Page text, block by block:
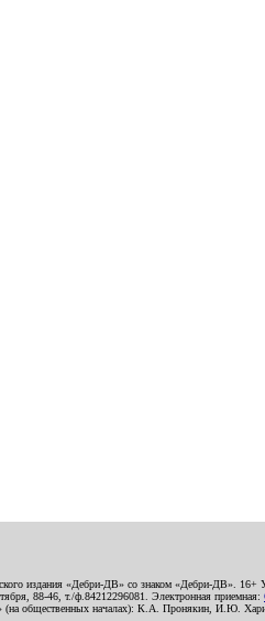
издания «Дебри-ДВ» со знаком «Дебри-
88-46, т./ф.84212296081. Электронная приемная:
ДВ» (на общественных началах): К.А.